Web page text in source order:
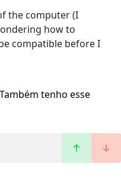
the computer (I
how to
compatible before I
Também tenho esse